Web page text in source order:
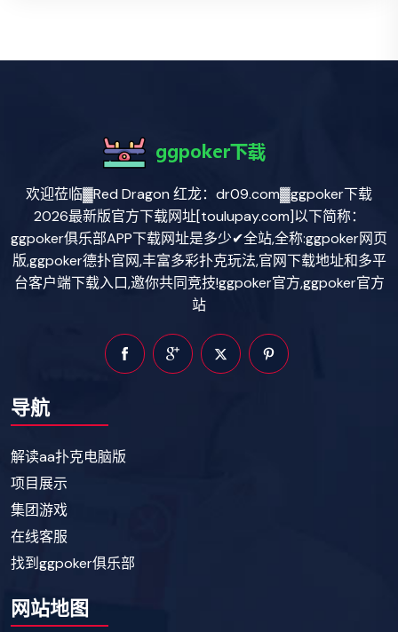
欢迎莅临▓Red Dragon 红龙：dr09.com▓ggpoker下载
2026最新版官方下载网址[toulupay.com]以下简称：
ggpoker俱乐部APP下载网址是多少✔全站,全称:ggpoker网页
版,ggpoker德扑官网,丰富多彩扑克玩法,官网下载地址和多平
台客户端下载入口,邀你共同竞技!ggpoker官方,ggpoker官方
站
导航
解读aa扑克电脑版
项目展示
集团游戏
在线客服
找到ggpoker俱乐部
网站地图